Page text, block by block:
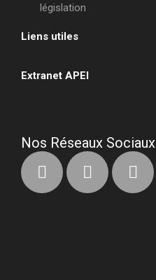
législation
Liens utiles
Extranet APEI
Nos Réseaux Sociaux